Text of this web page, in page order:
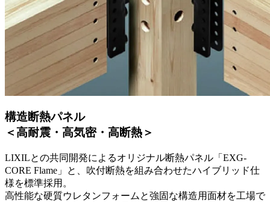
構造断熱パネル
＜高耐震・高気密・高断熱＞
LIXILとの共同開発によるオリジナル断熱パネル「EXG-
CORE Flame」と、吹付断熱を組み合わせたハイブリッド仕
様を標準採用。
高性能な硬質ウレタンフォームと強固な構造用面材を工場で